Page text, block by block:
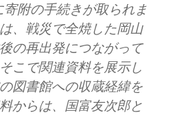
附の手続きが取られま
、戦災で全焼した岡山
の再出発につながって
こで関連資料を展示し
図書館への収蔵経緯を
からは、国富友次郎と